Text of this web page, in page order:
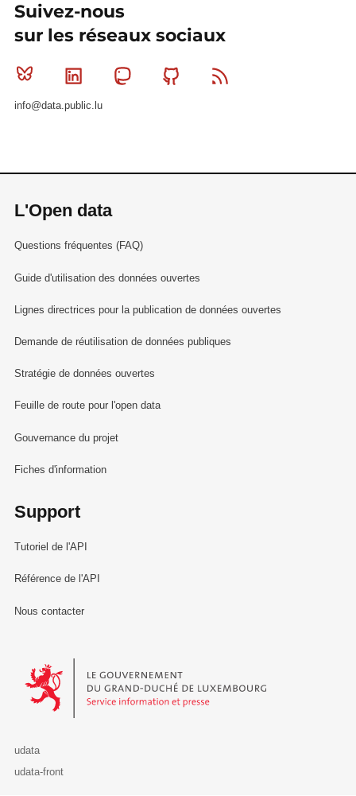
Suivez-nous
sur les réseaux sociaux
Bluesky Linkedin MastodonGithub
info@data.public.lu
L'Open data
Questions fréquentes (FAQ)
Guide d'utilisation des données ouvertes
Lignes directrices pour la publication de données ouvertes
Demande de réutilisation de données publiques
Stratégie de données ouvertes
Feuille de route pour l'open data
Gouvernance du projet
Fiches d'information
Support
Tutoriel de l'API
Référence de l'API
Nous contacter
Le Gouvernement du Grand-Duché de Luxembourg - Service
udata
udata-front